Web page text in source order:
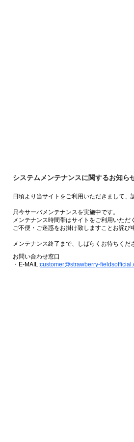
システムメンテナンスに関するお知ら
日頃より当サイトをご利用いただきまして、
只今サーバメンテナンスを実施中です。
メンテナンス時間帯はサイトをご利用いただ
ご不便・ご迷惑をお掛け致しますことお詫び
メンテナンス終了まで、しばらくお待ちくだ
お問い合わせ窓口
・E-MAIL:customer@strawberry-